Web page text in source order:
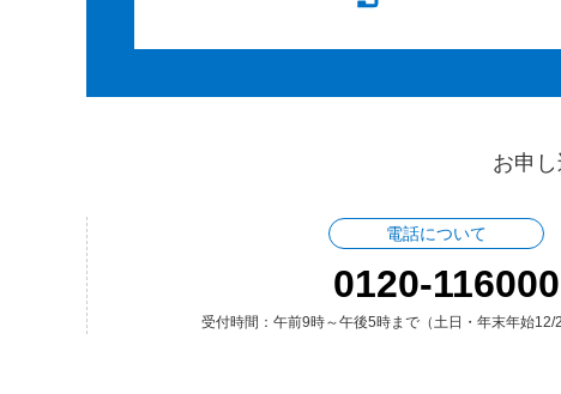
お申
電話について
0120-116000
受付時間：午前9時～午後5時まで（土日・年末年始12/